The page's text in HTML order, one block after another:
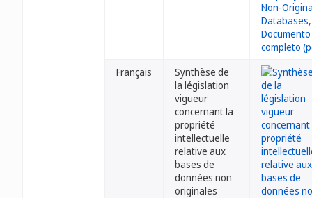
Français
Synthèse de
la législation
vigueur
concernant la
propriété
intellectuelle
relative aux
bases de
données non
originales